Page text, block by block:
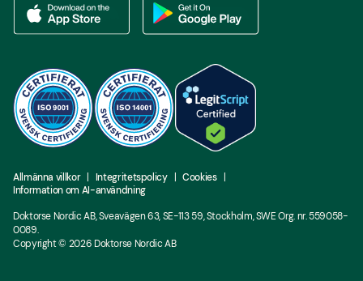
Allmänna villkor Integritetspolicy
Cookies
Information om AI-användning
Doktorse Nordic AB, Sveavägen 63, SE-113 59, Stockholm, SWE Org. nr. 559058-
0089.
Copyright © 2026Doktorse Nordic AB